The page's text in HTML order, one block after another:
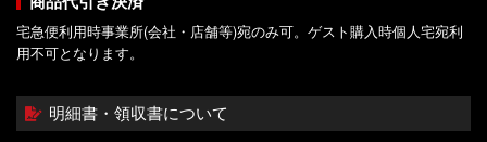
宅急便利用時事業所(会社・店舗等)宛のみ可。ゲスト購入時個人宅宛利
用不可となります。
明細書・領収書について